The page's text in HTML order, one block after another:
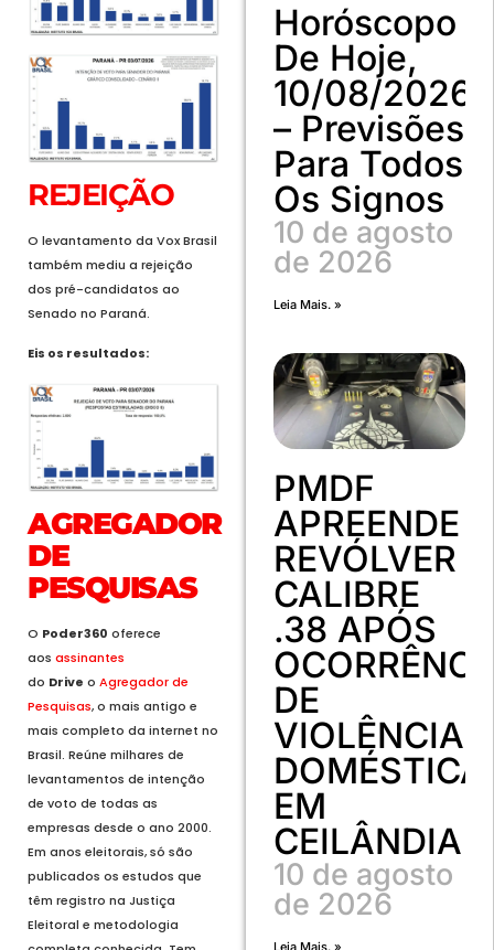
REJEIÇÃO
O levantamento da Vox Brasil
também mediu a rejeição
dos pré-candidatos ao
Senado no Paraná.
Eis os resultados:
AGREGADOR
DE
PESQUISAS
O Poder360 oferece
aos assinantes
do Drive o Agregador de
Pesquisas, o mais antigo e
mais completo da internet no
Brasil. Reúne milhares de
levantamentos de intenção
de voto de todas as
empresas desde o ano 2000.
Em anos eleitorais, só são
publicados os estudos que
têm registro na Justiça
Eleitoral e metodologia
Horóscopo
De Hoje,
10/08/2026
– Previsões
Para Todos
Os Signos
10 de agosto
de 2026
Leia Mais. »
PMDF
APREENDE
REVÓLVER
CALIBRE
.38 APÓS
DE
VIOLÊNCIA
DOMÉSTICA
EM
CEILÂNDIA
10 de agosto
de 2026
Leia Mais. »